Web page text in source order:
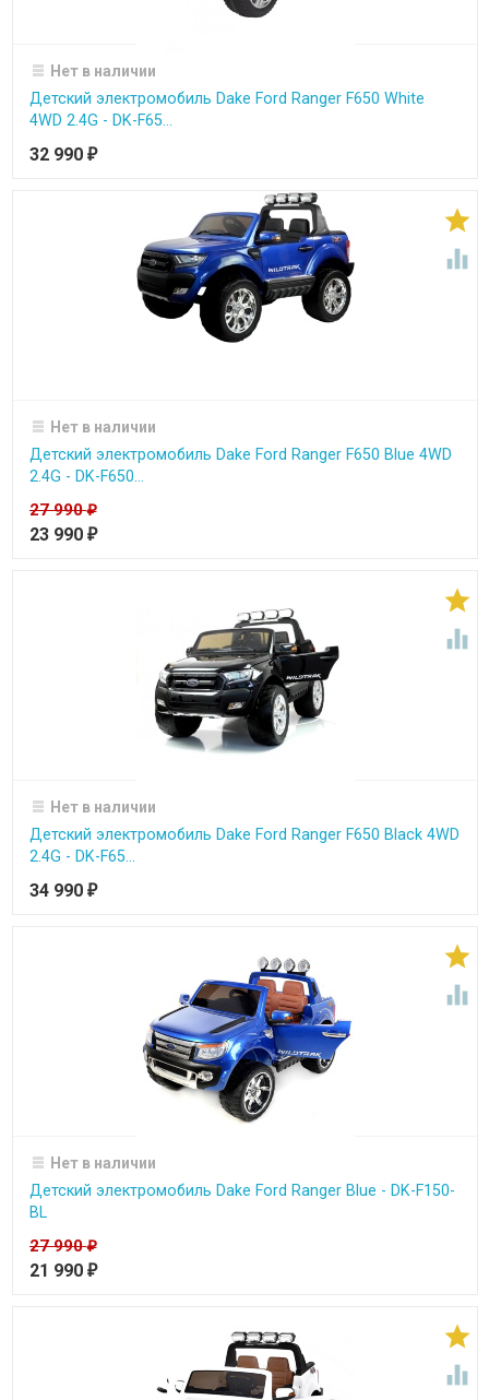
Нет в наличии
Детский электромобиль Dake Ford Ranger F650 White
4WD 2.4G - DK-F65...
32 990 ₽


Нет в наличии
Детский электромобиль Dake Ford Ranger F650 Blue 4WD
2.4G - DK-F650...
27 990₽
23 990 ₽


Нет в наличии
Детский электромобиль Dake Ford Ranger F650 Black 4WD
2.4G - DK-F65...
34 990 ₽


Нет в наличии
Детский электромобиль Dake Ford Ranger Blue - DK-F150-
BL
27 990₽
21 990 ₽

